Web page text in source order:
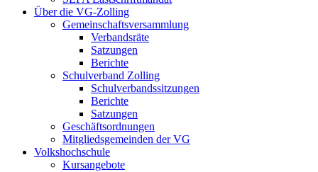
Über die VG-Zolling
Gemeinschaftsversammlung
Verbandsräte
Satzungen
Berichte
Schulverband Zolling
Schulverbandssitzungen
Berichte
Satzungen
Geschäftsordnungen
Mitgliedsgemeinden der VG
Volkshochschule
Kursangebote